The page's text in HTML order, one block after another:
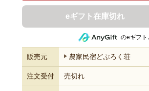
eギフト在庫切れ
のeギフト
販売元 農家民宿どぶろく荘
注文受付 売切れ